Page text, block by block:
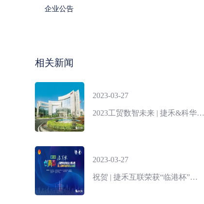
企业公告
相关新闻
2023-03-27
2023工贸数智未来 | 捷禾&科华战略合作
2023-03-27
祝贺 | 捷禾互联荣获“临港杯”第九届“创青春”上海青年创新创业大赛二等奖！